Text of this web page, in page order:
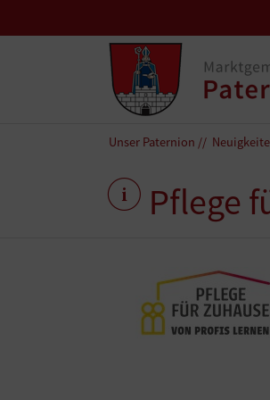
Unser Paternion
Pflege